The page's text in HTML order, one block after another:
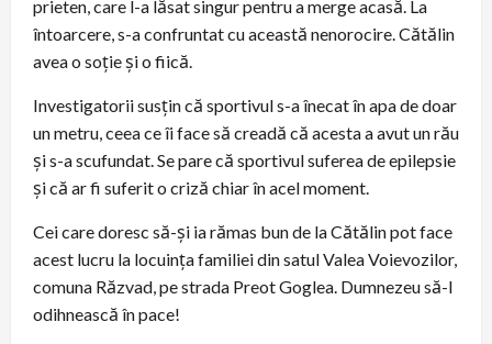
prieten, care l-a lăsat singur pentru a merge acasă. La
întoarcere, s-a confruntat cu această nenorocire. Cătălin
avea o soție și o fiică.
Investigatorii susțin că sportivul s-a înecat în apa de doar
un metru, ceea ce îi face să creadă că acesta a avut un rău
și s-a scufundat. Se pare că sportivul suferea de epilepsie
și că ar fi suferit o criză chiar în acel moment.
Cei care doresc să-și ia rămas bun de la Cătălin pot face
acest lucru la locuința familiei din satul Valea Voievozilor,
comuna Răzvad, pe strada Preot Goglea. Dumnezeu să-l
odihnească în pace!